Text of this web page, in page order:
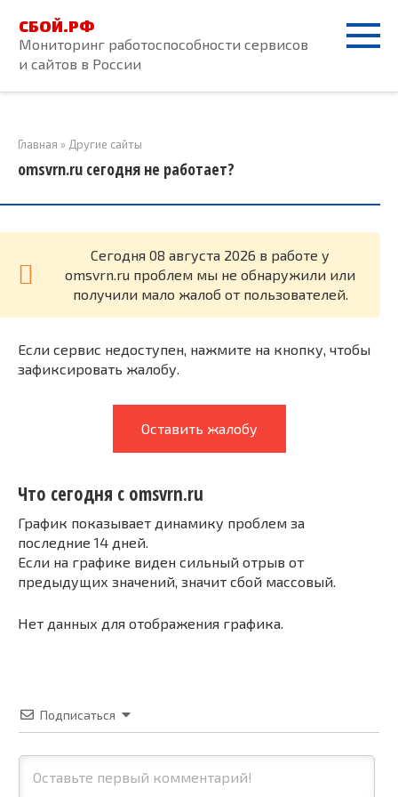
контенту
СБОЙ.РФ
Мониторинг работоспособности сервисов
и сайтов в России
Главная » Другие сайты
omsvrn.ru сегодня не работает?
Cегодня 08 августа 2026 в работе у
omsvrn.ru проблем мы не обнаружили или
получили мало жалоб от пользователей.
Если сервис недоступен, нажмите на кнопку, чтобы
зафиксировать жалобу.
Оставить жалобу
Что сегодня с omsvrn.ru
График показывает динамику проблем за
последние 14 дней.
Если на графике виден сильный отрыв от
предыдущих значений, значит сбой массовый.
Нет данных для отображения графика.
Подписаться